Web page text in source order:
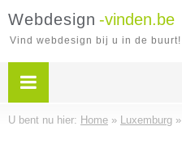
Webdesign -vinden.be
Vind webdesign bij u in de buurt!
U bent nu hier: Home » Luxemburg »